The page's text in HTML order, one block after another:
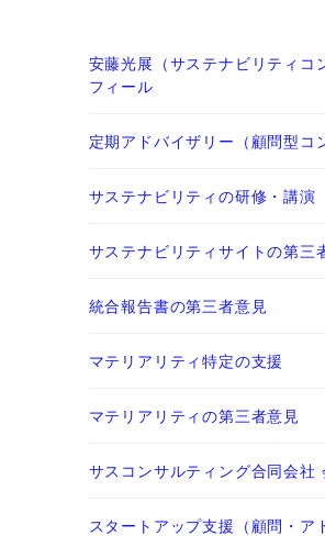
安藤光展（サステナビリティコ
フィール
定期アドバイザリー（顧問型コ
サステナビリティの研修・講演
サステナビリティサイトの第三
統合報告書の第三者意見
マテリアリティ特定の支援
マテリアリティの第三者意見
サスコンサルティング合同会社
スタートアップ支援（顧問・ア